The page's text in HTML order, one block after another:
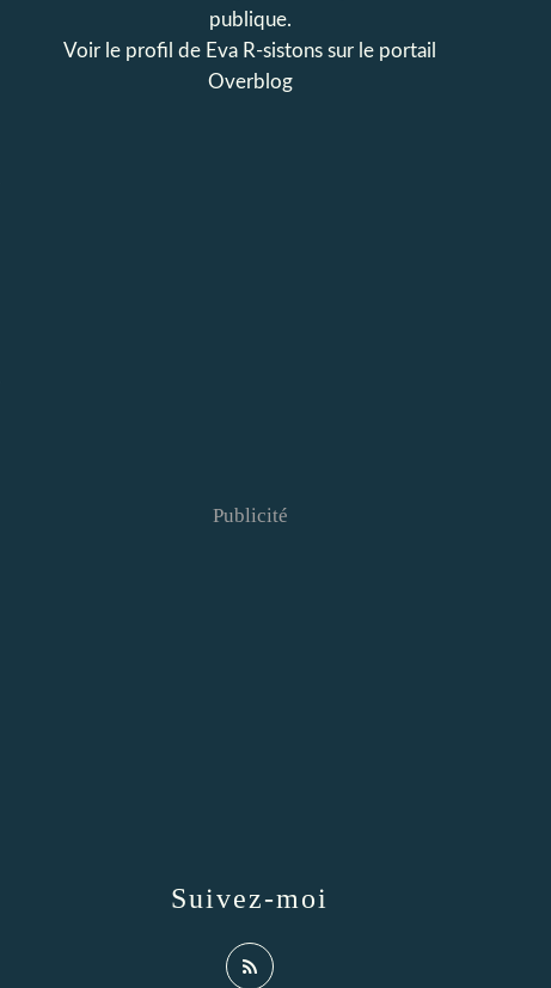
publique.
Voir le profil de Eva R-sistons sur le portail
Overblog
Suivez-moi
Publicité